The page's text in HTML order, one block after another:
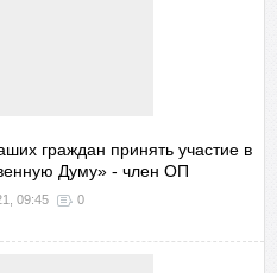
граждан принять участие в
Думу» - член ОП
09:45 0